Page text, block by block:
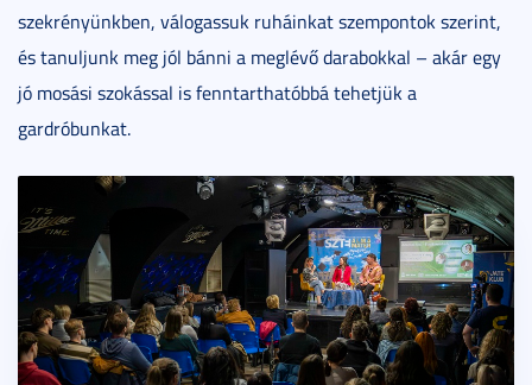
szekrényünkben, válogassuk ruháinkat szempontok szerint,
és tanuljunk meg jól bánni a meglévő darabokkal – akár egy
jó mosási szokással is fenntarthatóbbá tehetjük a
gardróbunkat.